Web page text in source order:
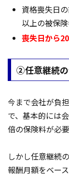
資格喪失日
以上の被保
喪失日から
②任意継続
今まで会社が負
で、基本的には
倍の保険料が必
しかし任意継続
報酬月額をベー